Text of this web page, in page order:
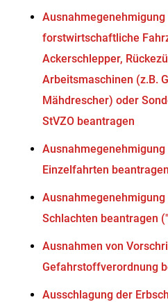
forstwirtschaftliche
Ackerschlepper,
Arbeitsmaschinen (z.B.
Mähdrescher) oder
StVZO beantragen
Einzelfahrten beantragen
Schlachten beantragen
Ausnahmen von
Gefahrstoffverordnung
Ausschlagung der